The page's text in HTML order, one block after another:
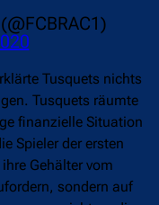
Tusquets nichts
Tusquets räumte
finanzielle Situation
Spieler der ersten
Gehälter vom
sondern auf